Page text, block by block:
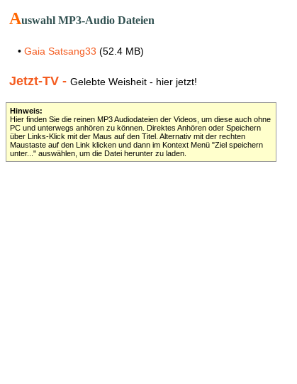
Auswahl MP3-Audio Dateien
• Gaia Satsang33 (52.4 MB)
Jetzt-TV - Gelebte Weisheit - hier jetzt!
Hinweis:
Hier finden Sie die reinen MP3 Audiodateien der Videos, um diese auch ohne
PC und unterwegs anhören zu können. Direktes Anhören oder Speichern
über Links-Klick mit der Maus auf den Titel. Alternativ mit der rechten
Maustaste auf den Link klicken und dann im Kontext Menü "Ziel speichern
unter..." auswählen, um die Datei herunter zu laden.